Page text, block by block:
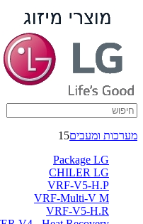
MINI
VRF
Water
-
ברימאג
מערכות
מערכות ומעבים15
Package LG
CHILER LG
VRF-V5-H.P
VRF-Multi-V M
VRF-V5-H.R